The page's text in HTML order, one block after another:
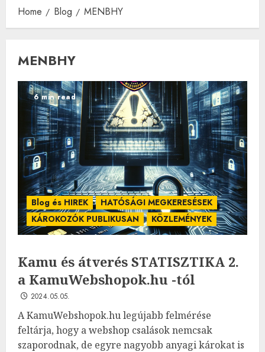
Home Blog MENBHY
MENBHY
6 min read
Blog és HIREK
HATÓSÁGI MEGKERESÉSEK
KÁROKOZÓK PUBLIKUSAN
KÖZLEMÉNYEK
Kamu és átverés STATISZTIKA 2.
a KamuWebshopok.hu -tól
2024.05.05.
A KamuWebshopok.hu legújabb felmérése
feltárja, hogy a webshop csalások nemcsak
szaporodnak, de egyre nagyobb anyagi károkat is